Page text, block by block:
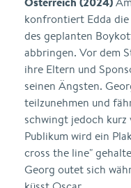
konfrontiert Edda die
des geplanten
abbringen. Vor dem
ihre Eltern und
seinen Ängsten.
teilzunehmen und
schwingt jedoch kurz
Publikum wird ein
cross the line"
Georg outet sich